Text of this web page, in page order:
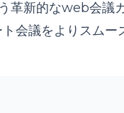
革新的なweb会議
会議をよりスム